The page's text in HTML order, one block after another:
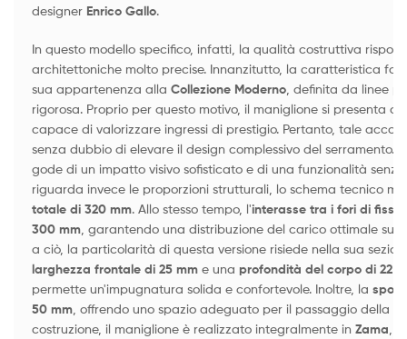
designer Enrico Gallo.
In questo modello specifico, infatti, la qualità costruttiva
architettoniche molto precise. Innanzitutto, la caratteristica
sua appartenenza alla Collezione Moderno, definita da linee
rigorosa. Proprio per questo motivo, il maniglione si presenta
capace di valorizzare ingressi di prestigio. Pertanto, tale
senza dubbio di elevare il design complessivo del serramento.
gode di un impatto visivo sofisticato e di una funzionalità
riguarda invece le proporzioni strutturali, lo schema tecnico
totale di 320 mm. Allo stesso tempo, l'interasse tra i fori di
300 mm, garantendo una distribuzione del carico ottimale
a ciò, la particolarità di questa versione risiede nella sua
larghezza frontale di 25 mme una profondità del corpo di 22
permette un'impugnatura solida e confortevole. Inoltre, la
50 mm, offrendo uno spazio adeguato per il passaggio della
costruzione, il maniglione è realizzato integralmente in Zama